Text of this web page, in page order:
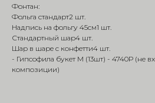
Фонтан:
Фольга стандарт2 шт.
Надпись на фольгу 45см1 шт.
Стандартный шар4 шт.
Шар в шаре с конфетти4 шт.
- Гипсофила букет M (13шт) - 4740Р (не
композиции)